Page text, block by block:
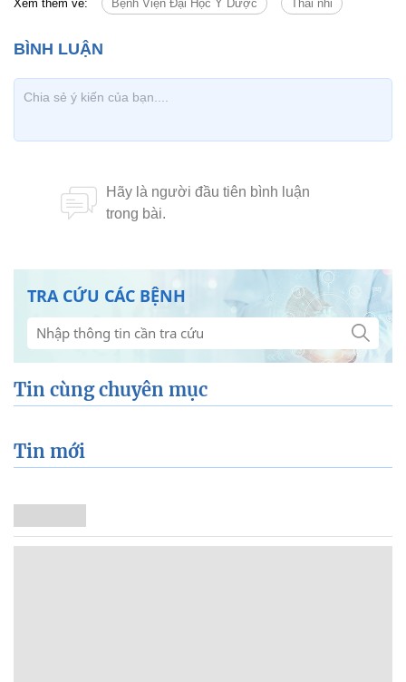
Xem thêm về: Bệnh Viện Đại Học Y Dược Thai nhi
TRA CỨU CÁC BỆNH
Tin cùng chuyên mục
Tin mới